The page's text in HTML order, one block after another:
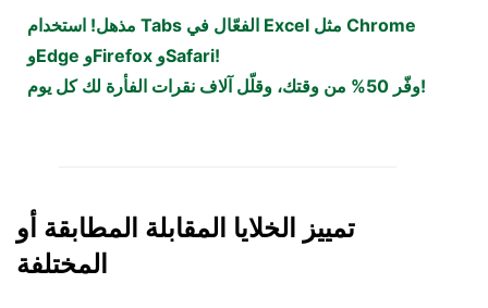
مذهل! استخدام Tabs الفعّال في Excel مثل Chrome
وEdge وFirefox وSafari!
وفّر 50% من وقتك، وقلّل آلاف نقرات الفأرة لك كل يوم!
تمييز الخلايا المقابلة المطابقة أو
المختلفة